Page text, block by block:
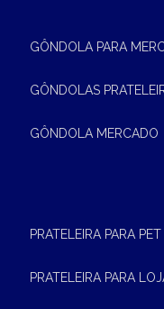
GÔNDOLA PARA
GÔNDOLAS
GÔNDOLA MERCADO
PRATELEIRA PARA
PRATELEIRA PARA